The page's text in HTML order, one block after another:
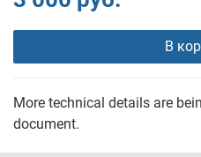
В
More technical details are
document.